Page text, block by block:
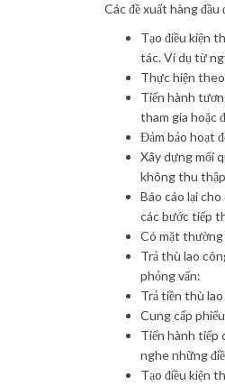
Các đề xuất hàng
Tạo điều kiện
tác. Ví dụ từ
Thực hiện
Tiến hành
tham gia hoặc
Đảm bảo hoạt
Xây dựng mối
không thu
Báo cáo lại
các bước tiếp
Có mặt thường
Trả thù lao
phỏng vấn:
Trả tiền thù
Cung cấp
Tiến hành tiếp
nghe những
Tạo điều kiện